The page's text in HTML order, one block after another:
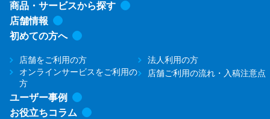
商品・サービスから探す
店舗情報
初めての方へ
店舗をご利用の方
法人利用の方
オンラインサービスをご利用の
方
店舗ご利用の流れ・入稿注意点
ユーザー事例
お役立ちコラム